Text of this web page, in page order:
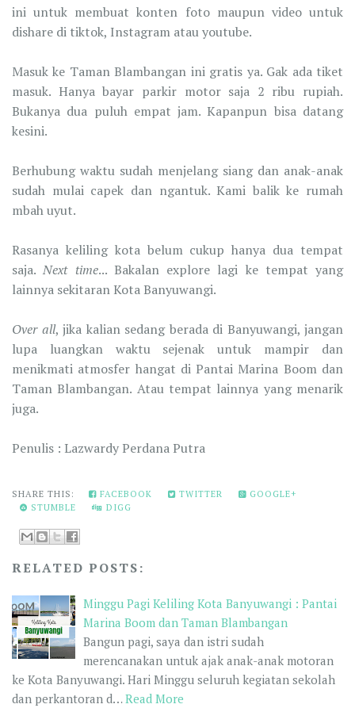
ini untuk membuat konten foto maupun video untuk
dishare di tiktok, Instagram atau youtube.
Masuk ke Taman Blambangan ini gratis ya. Gak ada tiket
masuk. Hanya bayar parkir motor saja 2 ribu rupiah.
Bukanya dua puluh empat jam. Kapanpun bisa datang
kesini.
Berhubung waktu sudah menjelang siang dan anak-anak
sudah mulai capek dan ngantuk. Kami balik ke rumah
mbah uyut.
Rasanya keliling kota belum cukup hanya dua tempat
saja.Next time... Bakalan explore lagi ke tempat yang
lainnya sekitaran Kota Banyuwangi.
Over all, jika kalian sedang berada di Banyuwangi, jangan
lupa luangkan waktu sejenak untuk mampir dan
menikmati atmosfer hangat di Pantai Marina Boom dan
Taman Blambangan. Atau tempat lainnya yang menarik
juga.
Penulis : Lazwardy Perdana Putra
SHARE THIS: FACEBOOK TWITTER
GOOGLE+
STUMBLE
DIGG
RELATED POSTS:
Minggu Pagi Keliling Kota Banyuwangi : Pantai
Marina Boom dan Taman Blambangan
Bangun pagi, saya dan istri sudah
merencanakan untuk ajak anak-anak motoran
ke Kota Banyuwangi. Hari Minggu seluruh kegiatan sekolah
dan perkantoran d… Read More